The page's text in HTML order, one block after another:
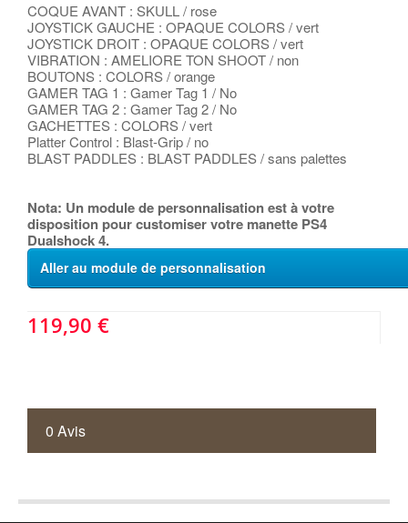
COQUE AVANT : SKULL / rose
JOYSTICK GAUCHE : OPAQUE COLORS / vert
JOYSTICK DROIT : OPAQUE COLORS / vert
VIBRATION : AMELIORE TON SHOOT / non
BOUTONS : COLORS / orange
GAMER TAG 1 : Gamer Tag 1 / No
GAMER TAG 2 : Gamer Tag 2 / No
GACHETTES : COLORS / vert
Platter Control : Blast-Grip / no
BLAST PADDLES : BLAST PADDLES / sans palettes
Nota: Un module de personnalisation est à votre
disposition pour customiser votre manette PS4
Dualshock 4.
Aller au module de personnalisation
119,90 €
0 Avis